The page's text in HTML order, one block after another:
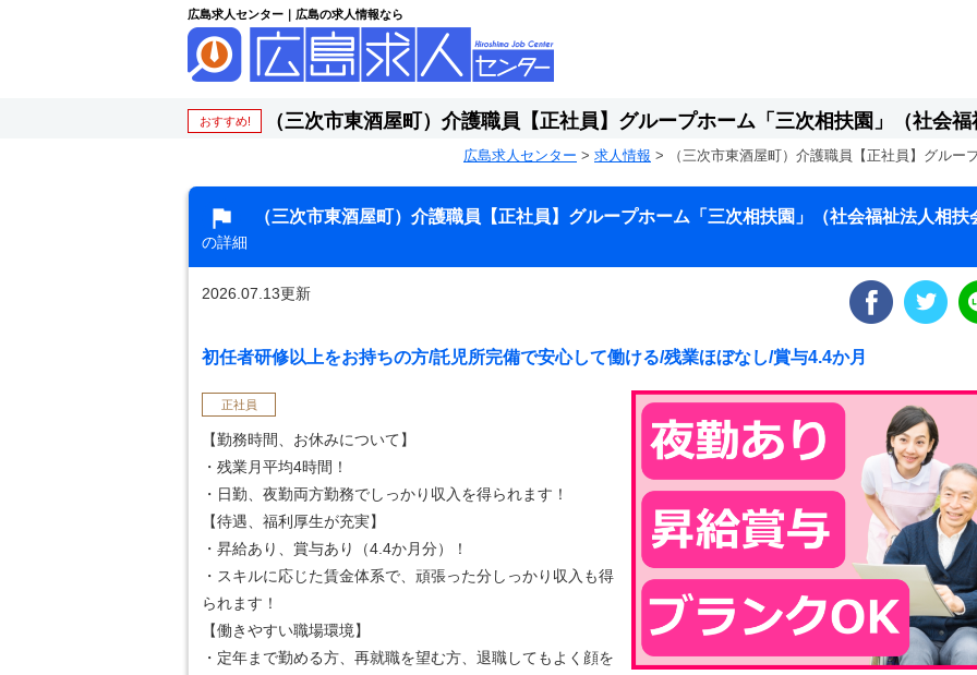
広島求人センター｜広島の求人情報なら
おすすめ! （三次市東酒屋町）介護職員【正社員】グループホーム「三次相扶園」（社会
広島求人センター > 求人情報 > （三次市東酒屋町）介護職員【正社員】グル
（三次市東酒屋町）介護職員【正社員】グループホーム「三次相扶園」（社会福祉法人相扶
の詳細
2026.07.13更新
初任者研修以上をお持ちの方/託児所完備で安心して働ける/残業ほぼなし/賞与4.4か月
正社員
【勤務時間、お休みについて】
・残業月平均4時間！
・日勤、夜勤両方勤務でしっかり収入を得られます！
【待遇、福利厚生が充実】
・昇給あり、賞与あり（4.4か月分）！
・スキルに応じた賃金体系で、頑張った分しっかり収入も得
られます！
【働きやすい職場環境】
・定年まで勤める方、再就職を望む方、退職してもよく顔を